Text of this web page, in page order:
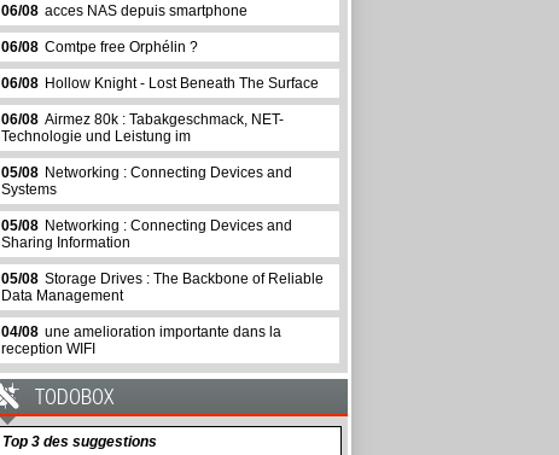
06/08 acces NAS depuis smartphone
06/08 Comtpe free Orphélin ?
06/08 Hollow Knight - Lost Beneath The Surface
06/08 Airmez 80k : Tabakgeschmack, NET-
Technologie und Leistung im
05/08 Networking : Connecting Devices and
Systems
05/08 Networking : Connecting Devices and
Sharing Information
05/08 Storage Drives : The Backbone of Reliable
Data Management
04/08 une amelioration importante dans la
reception WIFI
TODOBOX
Top 3 des suggestions